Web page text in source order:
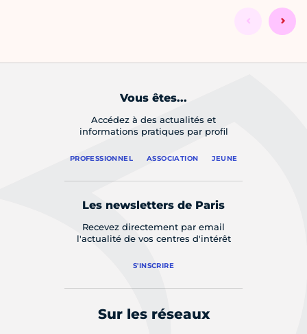
Vous êtes...
Accédez à des actualités et
informations pratiques par profil
PROFESSIONNEL ASSOCIATION JEUNE
Les newsletters de Paris
Recevez directement par email
l'actualité de vos centres d'intérêt
S'INSCRIRE
Sur les réseaux